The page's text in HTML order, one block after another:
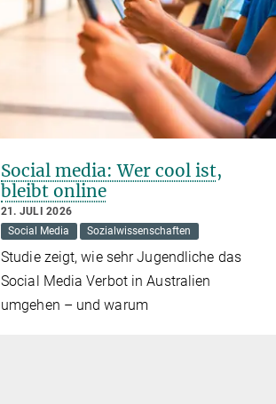
Social media: Wer cool ist,
bleibt online
21. JULI 2026
Social Media
Sozialwissenschaften
Studie zeigt, wie sehr Jugendliche das
Social Media Verbot in Australien
umgehen – und warum